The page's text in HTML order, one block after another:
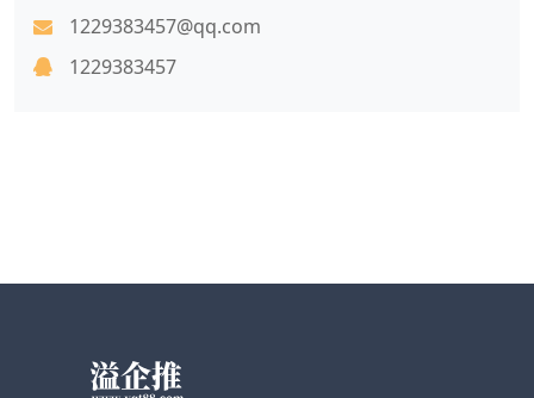
1229383457@qq.com
1229383457